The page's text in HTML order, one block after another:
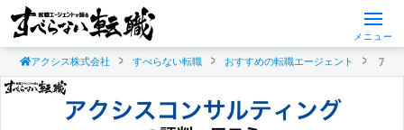
メニュー
アクシス株式会社 すべらない転職 おすすめの転職エージェント アク